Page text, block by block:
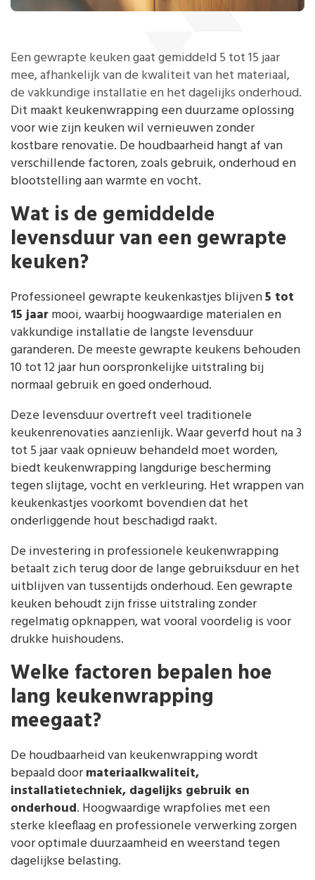
Een gewrapte keuken gaat gemiddeld 5 tot 15 jaar
mee, afhankelijk van de kwaliteit van het materiaal,
de vakkundige installatie en het dagelijks onderhoud.
Dit maakt keukenwrapping een duurzame oplossing
voor wie zijn keuken wil vernieuwen zonder
kostbare renovatie. De houdbaarheid hangt af van
verschillende factoren, zoals gebruik, onderhoud en
blootstelling aan warmte en vocht.
Wat is de gemiddelde
levensduur van een gewrapte
keuken?
Professioneel gewrapte keukenkastjes blijven5 tot
15 jaarmooi, waarbij hoogwaardige materialen en
vakkundige installatie de langste levensduur
garanderen. De meeste gewrapte keukens behouden
10 tot 12 jaar hun oorspronkelijke uitstraling bij
normaal gebruik en goed onderhoud.
Deze levensduur overtreft veel traditionele
keukenrenovaties aanzienlijk. Waar geverfd hout na 3
tot 5 jaar vaak opnieuw behandeld moet worden,
biedt keukenwrapping langdurige bescherming
tegen slijtage, vocht en verkleuring. Het wrappen van
keukenkastjes voorkomt bovendien dat het
onderliggende hout beschadigd raakt.
De investering in professionele keukenwrapping
betaalt zich terug door de lange gebruiksduur en het
uitblijven van tussentijds onderhoud. Een gewrapte
keuken behoudt zijn frisse uitstraling zonder
regelmatig opknappen, wat vooral voordelig is voor
drukke huishoudens.
Welke factoren bepalen hoe
lang keukenwrapping
meegaat?
De houdbaarheid van keukenwrapping wordt
bepaald doormateriaalkwaliteit,
installatietechniek, dagelijks gebruik en
onderhoud. Hoogwaardige wrapfolies met een
sterke kleeflaag en professionele verwerking zorgen
voor optimale duurzaamheid en weerstand tegen
dagelijkse belasting.